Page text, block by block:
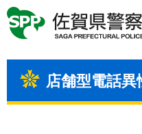
店舗型電話